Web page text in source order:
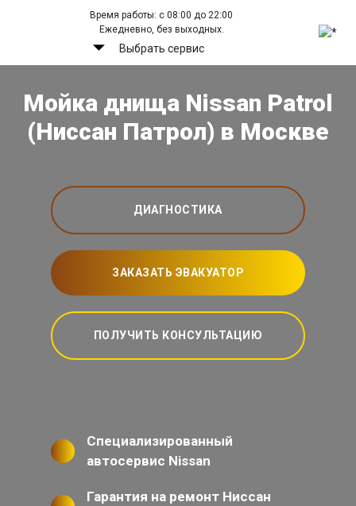
Время работы: с 08:00 до 22:00
Ежедневно, без выходных.
Выбрать сервис
Мойка днища Nissan Patrol
(Ниссан Патрол) в Москве
ДИАГНОСТИКА
ЗАКАЗАТЬ ЭВАКУАТОР
ПОЛУЧИТЬ КОНСУЛЬТАЦИЮ
Специализированный
автосервис Nissan
Гарантия на ремонт Ниссан